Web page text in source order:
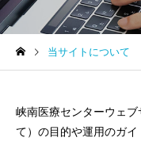
当サイトについて
峡南医療センターウェブ
て）の目的や運用のガイ